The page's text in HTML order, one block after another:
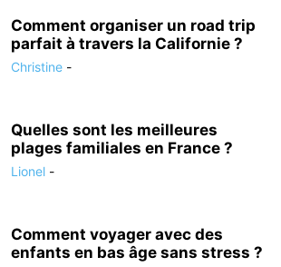
Comment organiser un road trip
parfait à travers la Californie ?
Christine -
Quelles sont les meilleures
plages familiales en France ?
Lionel -
Comment voyager avec des
enfants en bas âge sans stress ?